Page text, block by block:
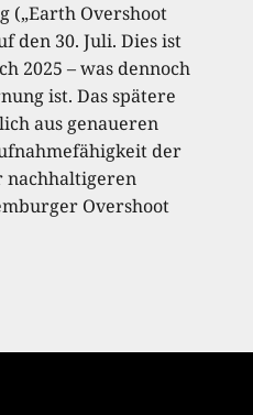
(„Earth Overshoot
den 30. Juli. Dies ist
2025 – was dennoch
ist. Das spätere
aus genaueren
der
nachhaltigeren
Overshoot